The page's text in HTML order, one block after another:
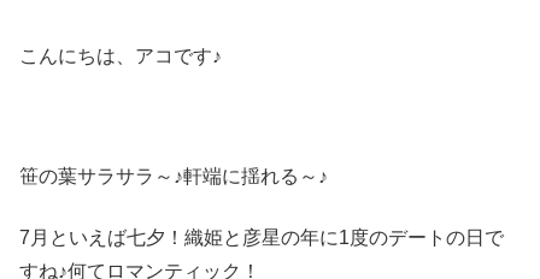
こんにちは、アコです♪
笹の葉サラサラ～♪軒端に揺れる～♪
7月といえば七夕！織姫と彦星の年に1度のデートの日で
すね♪何てロマンティック！